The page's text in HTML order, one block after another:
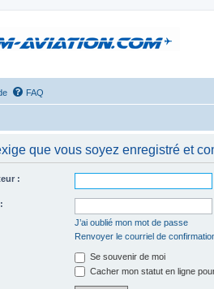
FAQ
que vous soyez enregistré et
:
J’ai oublié mon mot de passe
Renvoyer le courriel de
Se souvenir de moi
Cacher mon statut en ligne